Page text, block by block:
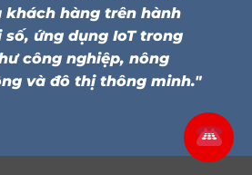
khách hàng trên hành
ứng dụng IoT trong
công nghiệp, nông
và đô thị thông minh."